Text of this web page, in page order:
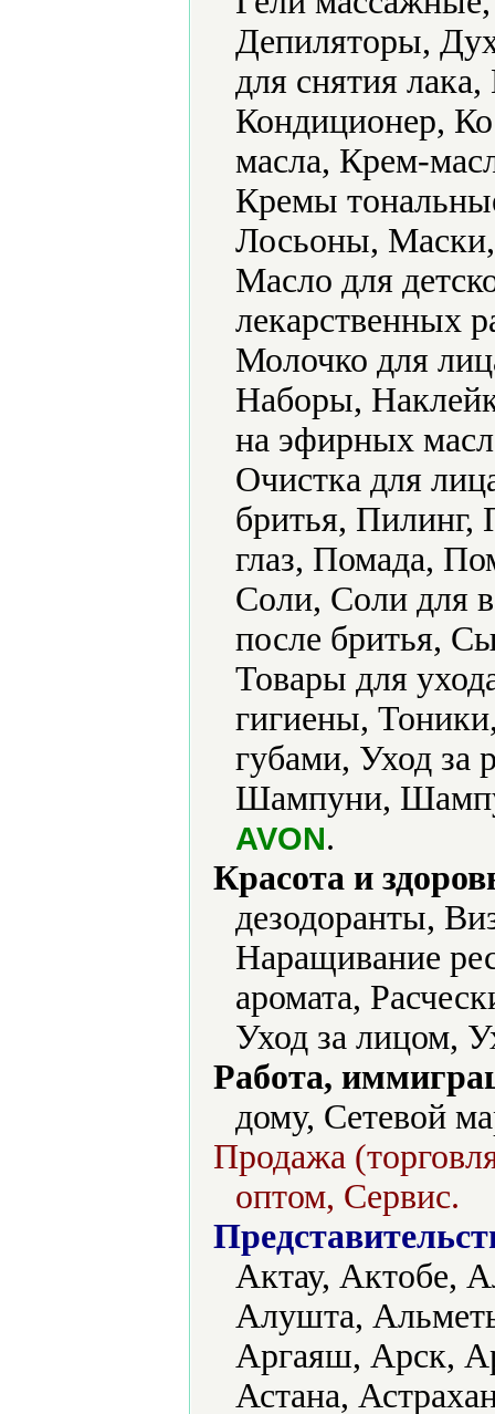
Депиляторы,
для снятия
Кондиционер,
масла, Крем-
Кремы
Лосьоны,
Масло для
лекарственных
Молочко для
Наборы,
на эфирных
Очистка для
бритья, Пилинг,
глаз, Помада,
Соли, Соли для
после бритья,
Товары для
гигиены,
губами, Уход за
Шампуни,
AVON.
Красота и
дезодоранты,
Наращивание
аромата,
Уход за лицом,
Работа,
дому, Сетевой
Продажа
оптом, Сервис.
Актау, Актобе,
Алушта,
Аргаяш, Арск,
Астана,